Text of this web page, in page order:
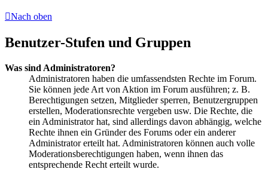
Nach oben
Benutzer-Stufen und Gruppen
Was sind Administratoren?
Administratoren haben die umfassendsten Rechte im Forum.
Sie können jede Art von Aktion im Forum ausführen; z. B.
Berechtigungen setzen, Mitglieder sperren, Benutzergruppen
erstellen, Moderationsrechte vergeben usw. Die Rechte, die
ein Administrator hat, sind allerdings davon abhängig, welche
Rechte ihnen ein Gründer des Forums oder ein anderer
Administrator erteilt hat. Administratoren können auch volle
Moderationsberechtigungen haben, wenn ihnen das
entsprechende Recht erteilt wurde.